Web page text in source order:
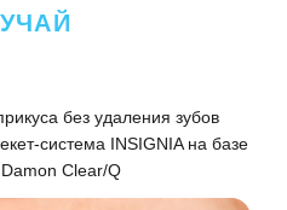
без удаления зубов
система INSIGNIA на базе
Clear/Q